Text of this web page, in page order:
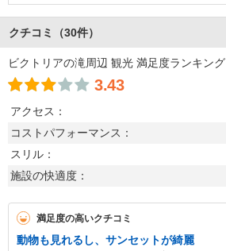
クチコミ （30件）
ビクトリアの滝周辺 観光 満足度ランキング
3.43
アクセス：
コストパフォーマンス：
スリル：
施設の快適度：
満足度の高いクチコミ
動物も見れるし、サンセットが綺麗